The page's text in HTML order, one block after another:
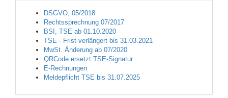
DSGVO, 05/2018
Rechtssprechnung 07/2017
BSI, TSE ab 01.10.2020
TSE - Frist verlängert bis 31.03.2021
MwSt. Änderung ab 07/2020
QRCode ersetzt TSE-Signatur
E-Rechnungen
Meldepflicht TSE bis 31.07.2025